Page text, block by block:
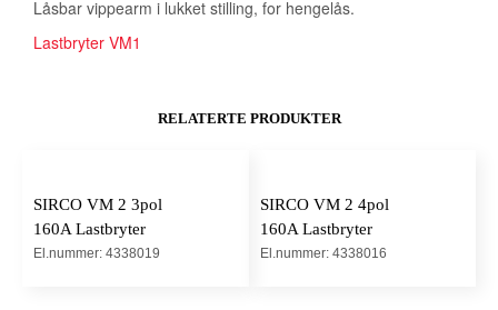
Låsbar vippearm i lukket stilling, for hengelås.
Lastbryter VM1
RELATERTE PRODUKTER
SIRCO VM 2 3pol
160A Lastbryter
El.nummer: 4338019
SIRCO VM 2 4pol
160A Lastbryter
El.nummer: 4338016